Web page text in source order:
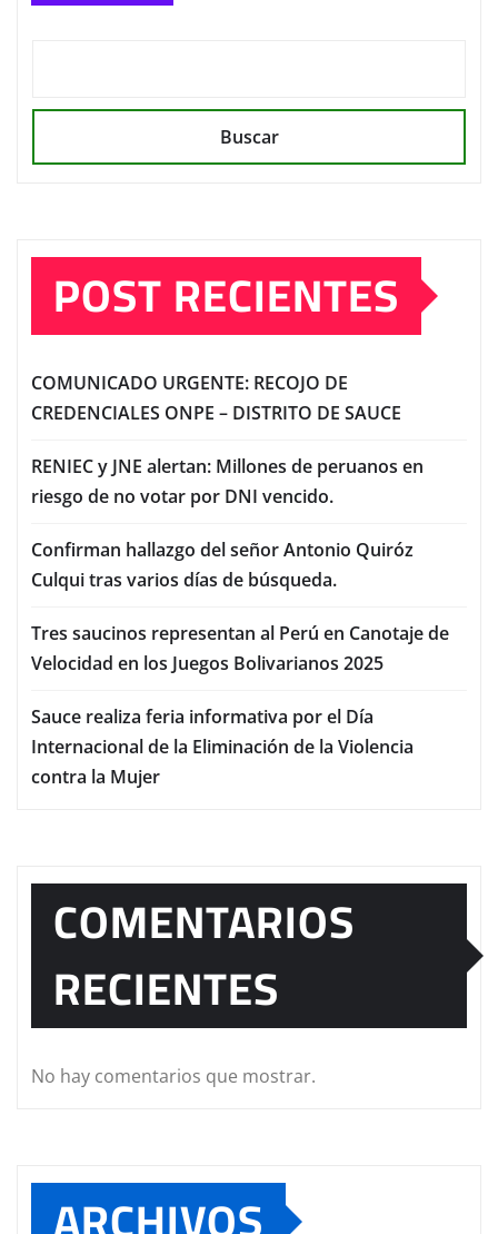
Buscar
POST RECIENTES
COMUNICADO URGENTE: RECOJO DE
CREDENCIALES ONPE – DISTRITO DE SAUCE
RENIEC y JNE alertan: Millones de peruanos en
riesgo de no votar por DNI vencido.
Confirman hallazgo del señor Antonio Quiróz
Culqui tras varios días de búsqueda.
Tres saucinos representan al Perú en Canotaje de
Velocidad en los Juegos Bolivarianos 2025
Sauce realiza feria informativa por el Día
Internacional de la Eliminación de la Violencia
contra la Mujer
COMENTARIOS
RECIENTES
No hay comentarios que mostrar.